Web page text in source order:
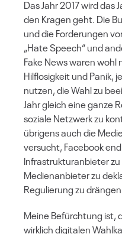
Das Jahr 2017 wird das
den Kragen geht. Die
und die Forderungen
„Hate Speech“ und
Fake News waren wohl
Hilflosigkeit und Panik,
nutzen, die Wahl zu
Jahr gleich eine ganze
soziale Netzwerk zu
übrigens auch die
versucht, Facebook
Infrastrukturanbieter
Medienanbieter zu
Regulierung zu
Meine Befürchtung ist,
wirklich digitalen